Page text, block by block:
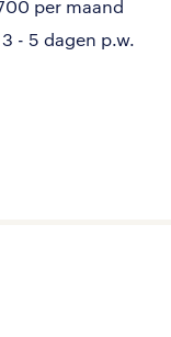
per maand
- 5 dagen p.w.